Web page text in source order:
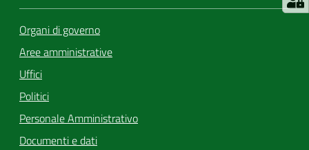
Organi di governo
Aree amministrative
Uffici
Politici
Personale Amministrativo
Documenti e dati